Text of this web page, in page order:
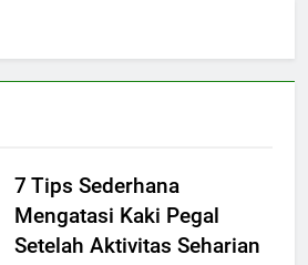
7 Tips Sederhana
Mengatasi Kaki Pegal
Setelah Aktivitas Seharian